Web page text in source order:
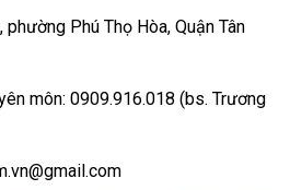
Phú Thọ Hòa, Quận Tân
môn: 0909.916.018 (bs. Trương